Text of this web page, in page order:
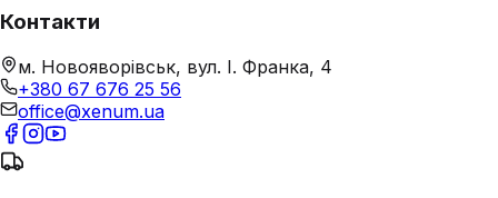
Контакти
м. Новояворівськ, вул. І. Франка, 4
+380 67 676 25 56
office@xenum.ua